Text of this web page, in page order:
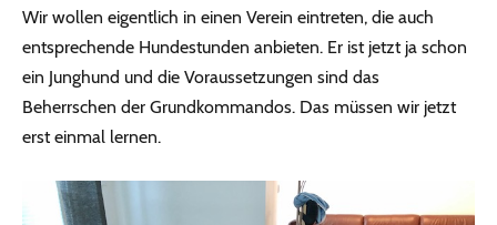
Wir wollen eigentlich in einen Verein eintreten, die auch
entsprechende Hundestunden anbieten. Er ist jetzt ja schon
ein Junghund und die Voraussetzungen sind das
Beherrschen der Grundkommandos. Das müssen wir jetzt
erst einmal lernen.